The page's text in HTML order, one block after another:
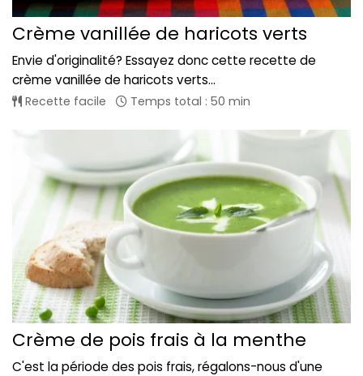
Crème vanillée de haricots verts
Envie d'originalité? Essayez donc cette recette de
crème vanillée de haricots verts...
Recette facile Temps total : 50 min
Crème de pois frais à la menthe
C'est la période des pois frais, régalons-nous d'une